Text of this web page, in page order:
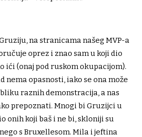
na stranicama našeg MVP-a
oprez i znao sam u koji dio
ići (onaj pod ruskom okupacijom).
nema opasnosti, iako se ona može
raznih demonstracija, a nas
prepoznati. Mnogi bi Gruzijci u
onih koji baš i ne bi, skloniji su
s Bruxellesom. Mila i jeftina